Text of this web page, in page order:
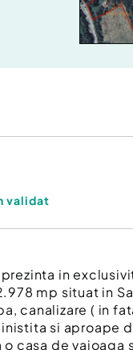
validat
prezinta in
mp situat in
canalizare ( in
si aproape
casa de vaioaga